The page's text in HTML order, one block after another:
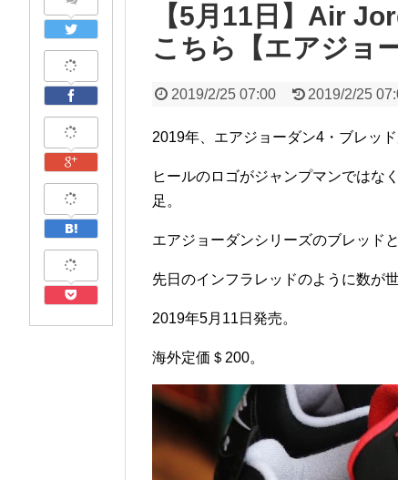
【5月11日】Air
こちら【エアジョ
2019/2/25 07:00 2019/2/25
2019年、エアジョーダン4・ブレッ
ヒールのロゴがジャンプマンではな
足。
エアジョーダンシリーズのブレッド
先日のインフラレッドのように数が
2019年5月11日発売。
海外定価＄200。